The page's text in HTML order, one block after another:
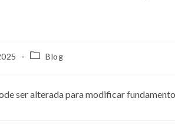
Blog
ser alterada para modificar